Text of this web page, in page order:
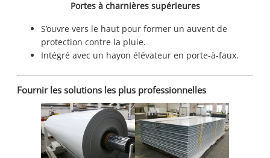
Portes à charnières supérieures
S’ouvre vers le haut pour former un auvent de
protection contre la pluie.
Intégré avec un hayon élévateur en porte-à-faux.
Fournir les solutions les plus professionnelles